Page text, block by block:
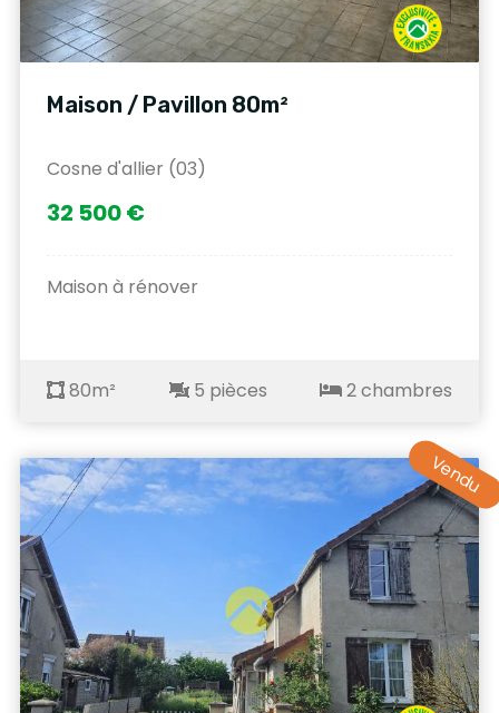
Maison / Pavillon 80m²
Cosne d'allier (03)
32 500 €
Maison à rénover
80m² 5 pièces 2 chambres
Vendu